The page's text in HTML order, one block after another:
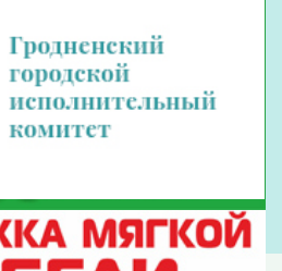
этот запрет и на
новости
в нашемTelegram-
мире
#транспорт